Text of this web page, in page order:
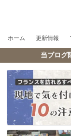
ホーム 更新情報
当ブログ